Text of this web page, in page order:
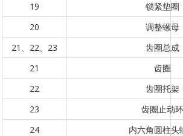
19
锁紧垫圈
20
调整螺母
21、22、23
齿圈总成
21
齿圈
22
齿圈托架
23
齿圈止动环
24
内六角圆柱头